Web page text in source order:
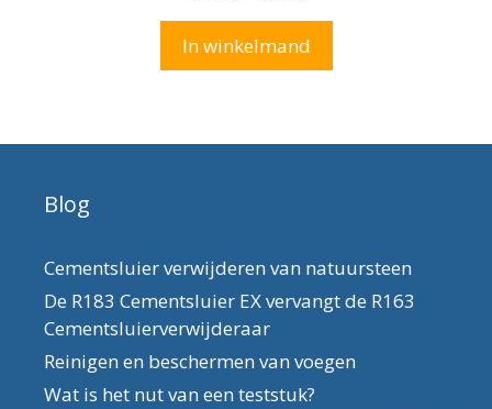
was:
€20,00.
is:
€19,00.
In winkelmand
Blog
Cementsluier verwijderen van natuursteen
De R183 Cementsluier EX vervangt de R163
Cementsluierverwijderaar
Reinigen en beschermen van voegen
Wat is het nut van een teststuk?